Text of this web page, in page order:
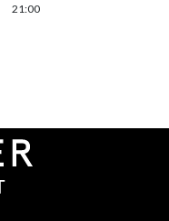
21:00